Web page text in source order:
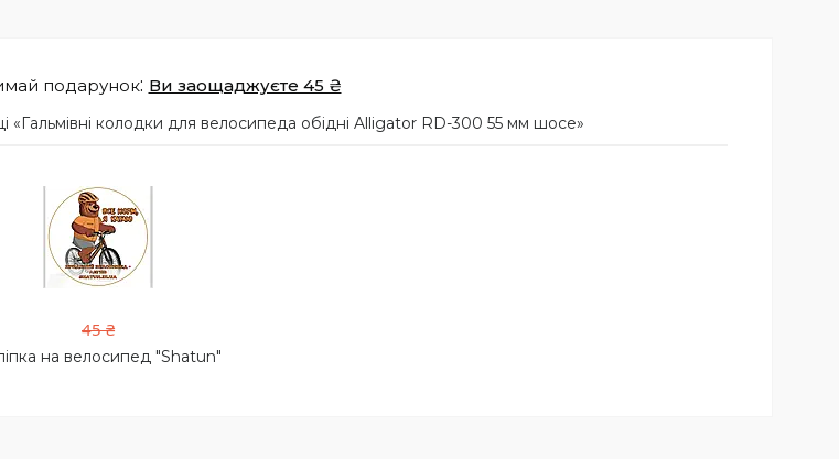
подарунок Ви заощаджуєте 45 ₴
колодки для велосипеда обідні Alligator RD-300 55 мм шосе»
45 ₴
на велосипед "Shatun"